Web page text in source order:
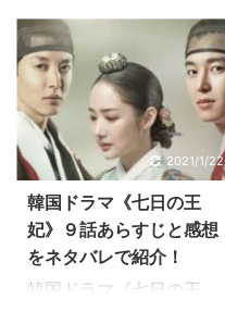
人が続出のドラマです！
韓国ドラマ《七日の王
妃》14話のあらすじ 13
話では… チェギョン（パ
ク・ミニョン）は、ヨク
（ヨン・ウジン）が謀反
を企てていることを知っ
てしまいます。 燕山君
（イ・ドンゴン）からヨ
クを守るために ...
妃》11話のあらすじを感
想を交えながらお伝えし
ています。 パク・ミニョ
ン、ヨン・ウジン、イ・
ドンゴン共演の王宮ロマ
ンス大作《七日の王妃》
は、実話をモチーフに、
2人の王に愛され7日間だ
け王妃の座につき、廃妃
された女性の悲恋を描い
2021/1/22
韓国ドラマ《七日の王
妃》９話あらすじと感想
をネタバレで紹介！
韓国ドラマ《七日の王